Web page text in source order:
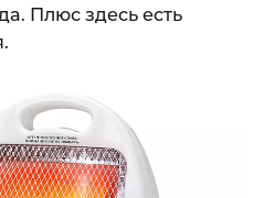
Плюс здесь есть